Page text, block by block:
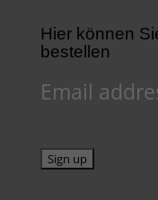
Hier können
bestellen
Email